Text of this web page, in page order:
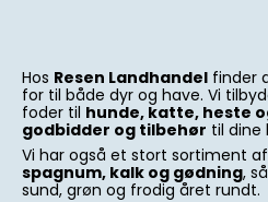
Hos Resen Landhandel finder
for til både dyr og have. Vi
foder til hunde, katte, heste
godbidder og tilbehør til dine
Vi har også et stort sortiment af
spagnum, kalk og gødning,
sund, grøn og frodig året rundt.